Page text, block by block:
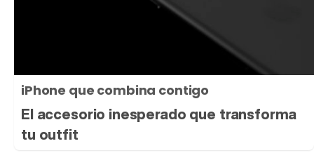
iPhone que combina contigo
El accesorio inesperado que transforma
tu outfit